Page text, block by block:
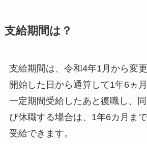
支給期間は？
支給期間は、令和4年1月から変
開始した日から通算して1年6ヵ月
一定期間受給したあと復職し、
び休職する場合は、1年6カ月ま
受給できます。